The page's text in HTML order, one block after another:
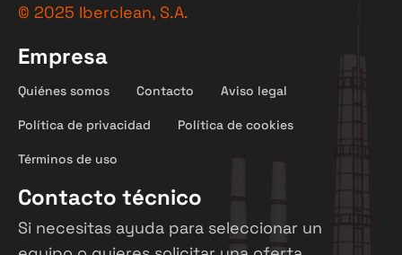
© 2025 Iberclean, S.A.
Empresa
Quiénes somos Contacto Aviso legal
Política de privacidad Política de cookies
Términos de uso
Contacto técnico
Si necesitas ayuda para seleccionar un